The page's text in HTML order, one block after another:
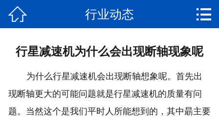
荣誉资质
 行业动态 
行星减速机为什么会出现断轴现象呢
为什么行星减速机会出现断轴想象呢。首先出
现断轴更大的可能问题就是行星减速机的质量有问
题。当然这个是我们平时人所能想到的，其中朂主要